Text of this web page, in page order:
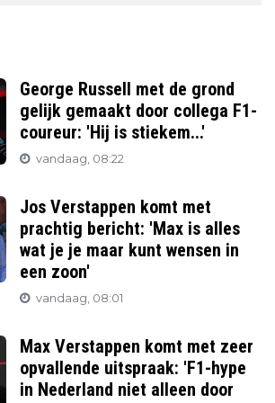
George Russell met de grond
gelijk gemaakt door collega F1-
coureur: 'Hij is stiekem...'
vandaag, 08:22
Jos Verstappen komt met
prachtig bericht: 'Max is alles
wat je je maar kunt wensen in
een zoon'
vandaag, 08:01
Max Verstappen komt met zeer
opvallende uitspraak: 'F1-hype
in Nederland niet alleen door